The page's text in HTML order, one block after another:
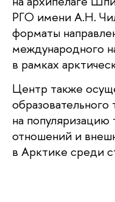
РГО имени А.Н.
форматы
международного
в рамках
Центр также
образовательного
на
отношений и
в Арктике среди